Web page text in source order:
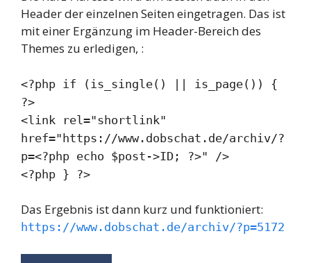
Header der einzelnen Seiten eingetragen. Das ist
mit einer Ergänzung im Header-Bereich des
Themes zu erledigen, :
<?php if (is_single() || is_page()) {
?>
<link rel="shortlink"
href="https://www.dobschat.de/archiv/?
p=<?php echo $post->ID; ?>" />
<?php } ?>
Das Ergebnis ist dann kurz und funktioniert:
https://www.dobschat.de/archiv/?p=5172